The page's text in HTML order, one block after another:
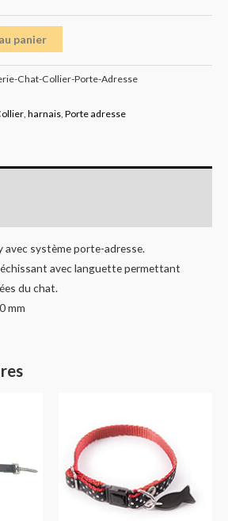
panier
Chat-Collier-Porte-Adresse
, harnais, Porte adresse
avec système porte-adresse.
avec languette permettant
du chat.
mm